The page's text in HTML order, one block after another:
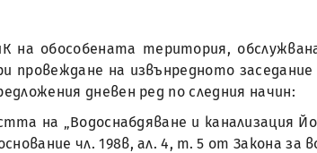
обособената територия,
провеждане на извънредното
дневен ред по следния начин:
на „Водоснабдяване и канализация
чл. 198в, ал. 4, т. 5 от Закона за